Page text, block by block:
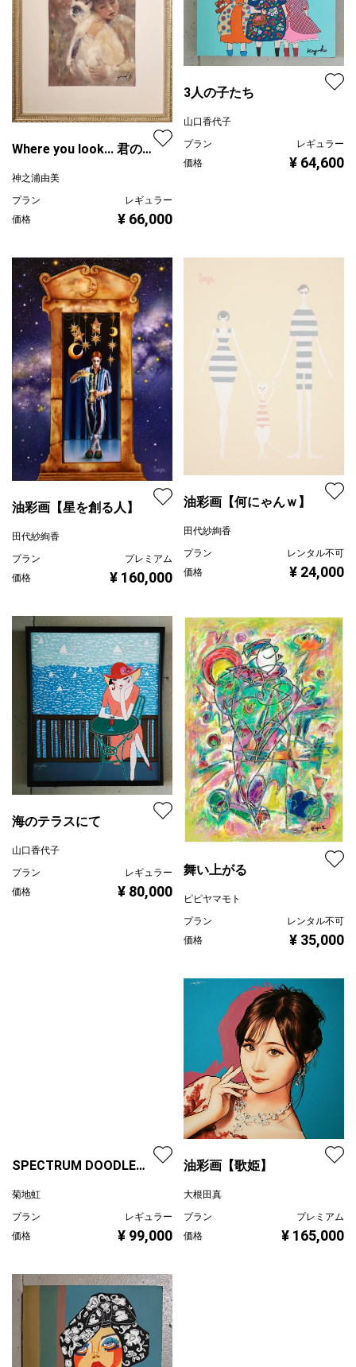
Where you look... 君の見
神之浦由美
プラン
レギュラー
価格
¥ 66,000
3人の子たち
山口香代子
プラン
レギュラー
価格
¥ 64,600
油彩画【星を創る人】
田代紗絢香
プラン
プレミアム
価格
¥ 160,000
油彩画【何にゃんｗ】
田代紗絢香
プラン
レンタル不可
価格
¥ 24,000
海のテラスにて
山口香代子
プラン
レギュラー
価格
¥ 80,000
舞い上がる
ピピヤマモト
プラン
レンタル不可
価格
¥ 35,000
SPECTRUM DOODLE
菊地虹
プラン
レギュラー
油彩画【歌姫】
大根田真
プラン
プレミアム
価格
¥ 165,000